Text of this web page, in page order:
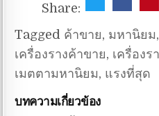
Share:
Tagged ค้าขาย, มหานิยม,
เครื่องรางค้าขาย, เครื่องร
เมตตามหานิยม, แรงที่สุด
บทความเกี่ยวข้อง